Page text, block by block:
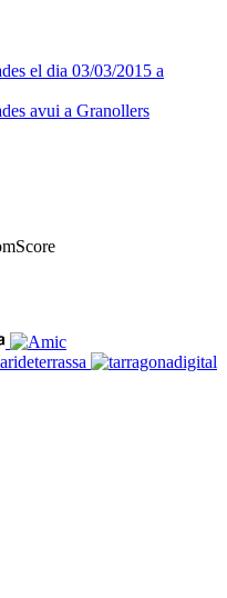
el dia 03/03/2015 a
avui a Granollers